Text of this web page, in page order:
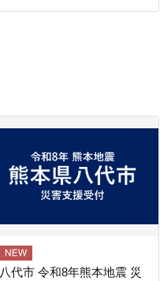
八代市 令和8年熊本地震 災